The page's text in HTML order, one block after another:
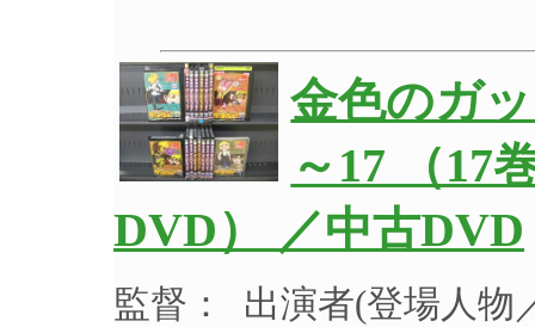
金色のガ
～17 （17
DVD） ／中古DVD
監督： 出演者(登場人物